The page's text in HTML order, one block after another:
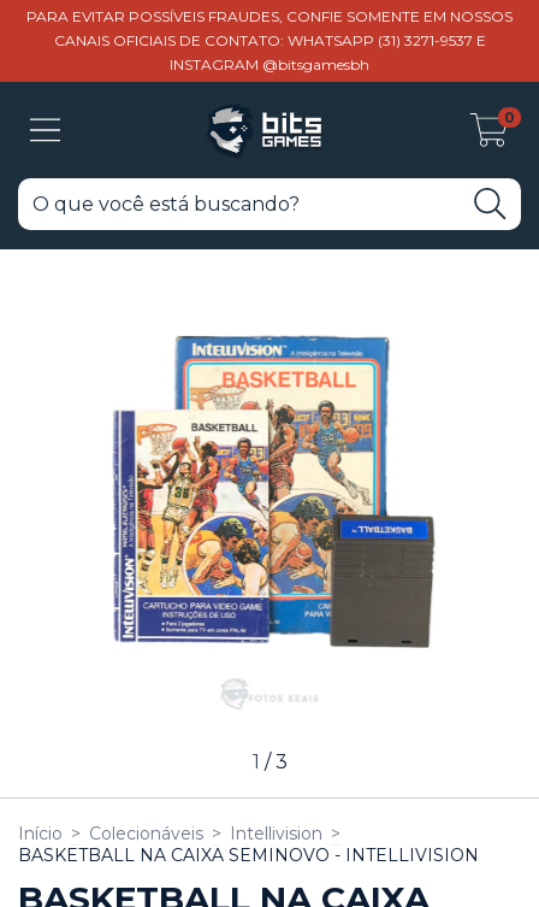
PARA EVITAR POSSÍVEIS FRAUDES, CONFIE SOMENTE EM NOSSOS
CANAIS OFICIAIS DE CONTATO: WHATSAPP (31) 3271-9537 E
INSTAGRAM @bitsgamesbh
0
1 /3
Início > Colecionáveis > Intellivision >
BASKETBALL NA CAIXA SEMINOVO - INTELLIVISION
BASKETBALL NA CAIXA